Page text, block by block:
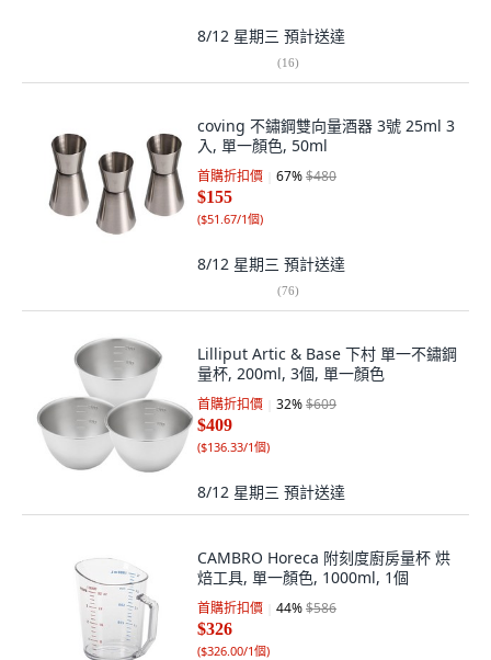
8/12 星期三 預計送達
(16)
coving 不鏽鋼雙向量酒器 3號 25ml 3
入, 單一顏色, 50ml
首購折扣價 67%$480
$155
($51.67/1個)
8/12 星期三 預計送達
(76)
Lilliput Artic & Base 下村 單一不鏽鋼
量杯, 200ml, 3個, 單一顏色
首購折扣價 32%$609
$409
($136.33/1個)
8/12 星期三 預計送達
CAMBRO Horeca 附刻度廚房量杯 烘
焙工具, 單一顏色, 1000ml, 1個
首購折扣價 44%$586
$326
($326.00/1個)